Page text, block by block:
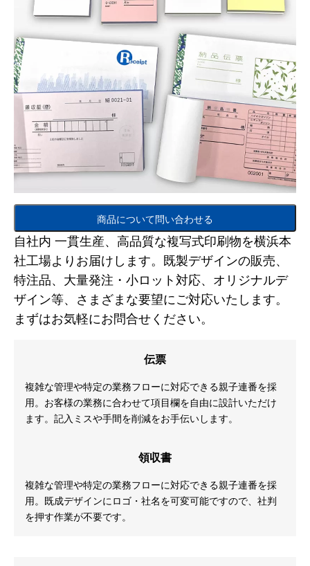
商品について問い合わせる
自社内 一貫生産、高品質な複写式印刷物を横浜本
社工場よりお届けします。既製デザインの販売、
特注品、大量発注・小ロット対応、オリジナルデ
ザイン等、さまざまな要望にご対応いたします。
まずはお気軽にお問合せください。
伝票
複雑な管理や特定の業務フローに対応できる親子連番を採
用。お客様の業務に合わせて項目欄を自由に設計いただけ
ます。記入ミスや手間を削減をお手伝いします。
領収書
複雑な管理や特定の業務フローに対応できる親子連番を採
用。既成デザインにロゴ・社名を可変可能ですので、社判
を押す作業が不要です。